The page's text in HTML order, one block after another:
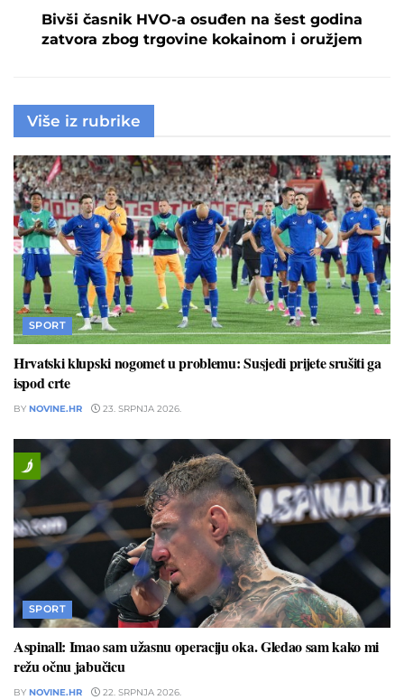
Bivši časnik HVO-a osuđen na šest godina
zatvora zbog trgovine kokainom i oružjem
Više iz rubrike
SPORT
Hrvatski klupski nogomet u problemu: Susjedi prijete srušiti ga
ispod crte
BY NOVINE.HR 23. SRPNJA 2026.
SPORT
Aspinall: Imao sam užasnu operaciju oka. Gledao sam kako mi
režu očnu jabučicu
BY NOVINE.HR 22. SRPNJA 2026.